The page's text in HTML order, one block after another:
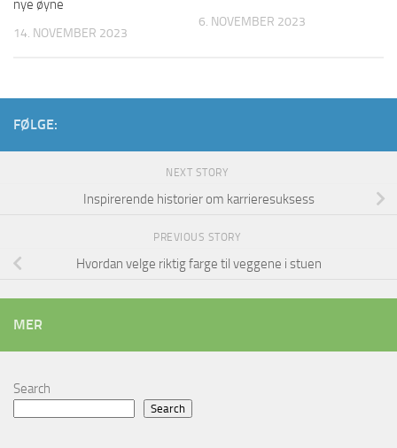
nye øyne
14. NOVEMBER 2023
6. NOVEMBER 2023
FØLGE:
NEXT STORY
Inspirerende historier om karrieresuksess
PREVIOUS STORY
Hvordan velge riktig farge til veggene i stuen
MER
Search
Search